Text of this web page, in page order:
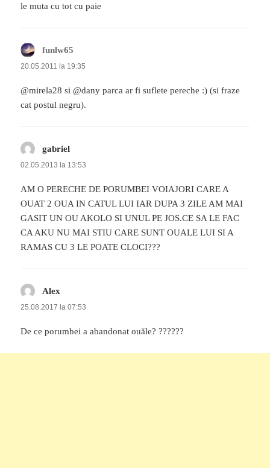
le muta cu tot cu paie
funlw65
20.05.2011 la 19:35
@mirela28 si @dany parca ar fi suflete pereche :) (si fraze
cat postul negru).
gabriel
02.05.2013 la 13:53
AM O PERECHE DE PORUMBEI VOIAJORI CARE A
OUAT 2 OUA IN CATUL LUI IAR DUPA 3 ZILE AM MAI
GASIT UN OU AKOLO SI UNUL PE JOS.CE SA LE FAC
CA AKU NU MAI STIU CARE SUNT OUALE LUI SI A
RAMAS CU 3 LE POATE CLOCI???
Alex
25.08.2017 la 07:53
De ce porumbei a abandonat ouăle? ??????